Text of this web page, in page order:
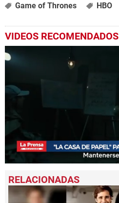
Game of Thrones HBO
VIDEOS RECOMENDADOS
seconds
of
seconds